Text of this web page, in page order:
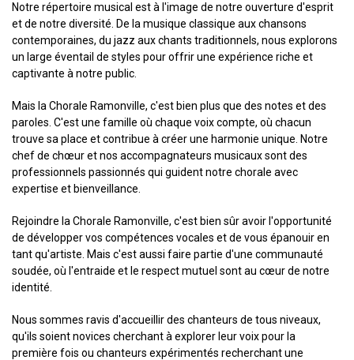
Notre répertoire musical est à l'image de notre ouverture d'esprit
et de notre diversité. De la musique classique aux chansons
contemporaines, du jazz aux chants traditionnels, nous explorons
un large éventail de styles pour offrir une expérience riche et
captivante à notre public.
Mais la Chorale Ramonville, c'est bien plus que des notes et des
paroles. C'est une famille où chaque voix compte, où chacun
trouve sa place et contribue à créer une harmonie unique. Notre
chef de chœur et nos accompagnateurs musicaux sont des
professionnels passionnés qui guident notre chorale avec
expertise et bienveillance.
Rejoindre la Chorale Ramonville, c'est bien sûr avoir l'opportunité
de développer vos compétences vocales et de vous épanouir en
tant qu'artiste. Mais c'est aussi faire partie d'une communauté
soudée, où l'entraide et le respect mutuel sont au cœur de notre
identité.
Nous sommes ravis d'accueillir des chanteurs de tous niveaux,
qu'ils soient novices cherchant à explorer leur voix pour la
première fois ou chanteurs expérimentés recherchant une